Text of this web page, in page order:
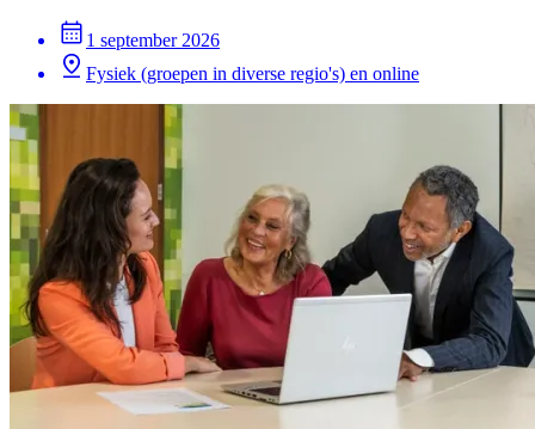
1 september 2026
Fysiek (groepen in diverse regio's) en online